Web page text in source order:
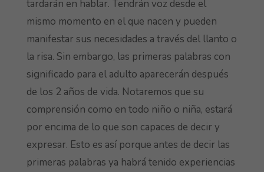
tardarán en hablar. Tendrán voz desde el
mismo momento en el que nacen y pueden
manifestar sus necesidades a través del llanto o
la risa. Sin embargo, las primeras palabras con
significado para el adulto aparecerán después
de los 2 años de vida. Notaremos que su
comprensión como en todo niño o niña, estará
por encima de lo que son capaces de decir y
expresar. Esto es así porque antes de decir las
primeras palabras ya habrá tenido experiencias